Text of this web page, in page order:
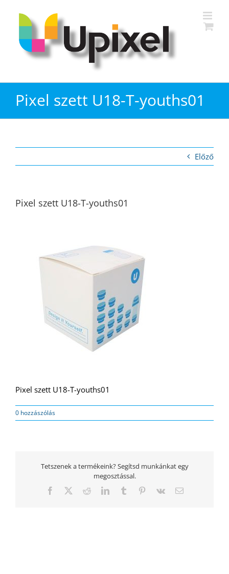
Pixel szett U18-T-youths01
Előző
Pixel szett U18-T-youths01
Pixel szett U18-T-youths01
0 hozzászólás
Tetszenek a termékeink? Segítsd munkánkat egy
megosztással.
Facebook
TwitterRedditLinkedInTumblr Pinterest
Vk Email: